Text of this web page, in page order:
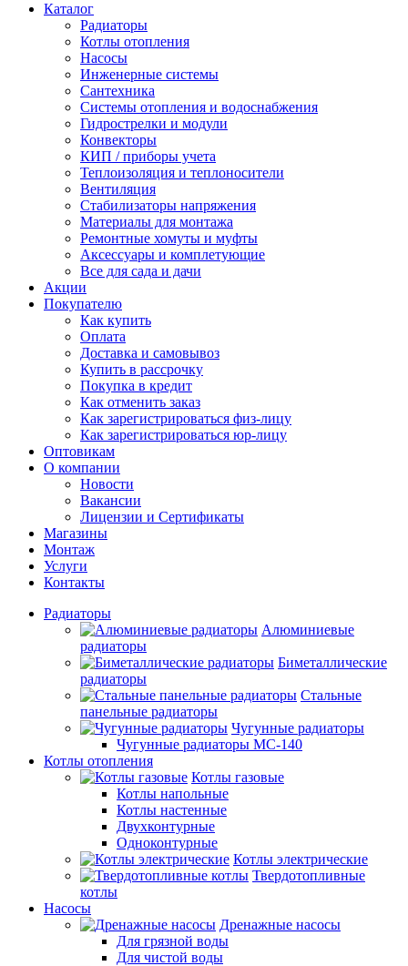
Каталог
Радиаторы
Котлы отопления
Насосы
Инженерные системы
Сантехника
Системы отопления и водоснабжения
Гидрострелки и модули
Конвекторы
КИП / приборы учета
Теплоизоляция и теплоносители
Вентиляция
Стабилизаторы напряжения
Материалы для монтажа
Ремонтные хомуты и муфты
Аксессуары и комплетующие
Все для сада и дачи
Акции
Покупателю
Как купить
Оплата
Доставка и самовывоз
Купить в рассрочку
Покупка в кредит
Как отменить заказ
Как зарегистрироваться физ-лицу
Как зарегистрироваться юр-лицу
Оптовикам
О компании
Новости
Вакансии
Лицензии и Сертификаты
Магазины
Монтаж
Услуги
Контакты
Радиаторы
Алюминиевые
радиаторы
Биметаллические
радиаторы
Стальные
панельные радиаторы
Чугунные радиаторы
Чугунные радиаторы МС-140
Котлы отопления
Котлы газовые
Котлы напольные
Котлы настенные
Двухконтурные
Одноконтурные
Котлы электрические
Твердотопливные
котлы
Насосы
Дренажные насосы
Для грязной воды
Для чистой воды